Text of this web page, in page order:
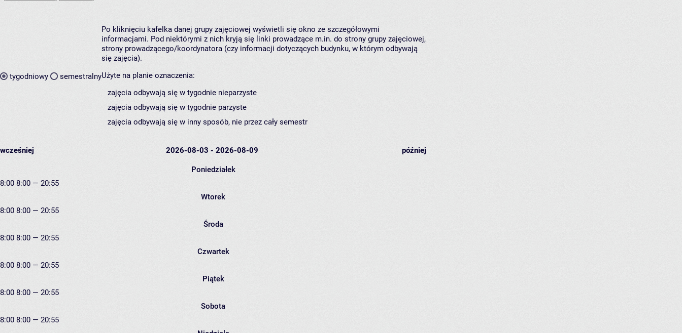
tygodniowy semestralny
Po kliknięciu kafelka danej grupy zajęciowej wyświetli się okno ze szczegółowymi
informacjami. Pod niektórymi z nich kryją się linki prowadzące m.in. do strony grupy zajęciowej,
strony prowadzącego/koordynatora (czy informacji dotyczących budynku, w którym odbywają
się zajęcia).
Użyte na planie oznaczenia:
zajęcia odbywają się w tygodnie nieparzyste
zajęcia odbywają się w tygodnie parzyste
zajęcia odbywają się w inny sposób, nie przez cały semestr
wcześniej 2026-08-03 - 2026-08-09 później
Poniedziałek
8:00 8:00 — 20:55
Wtorek
8:00 8:00 — 20:55
Środa
8:00 8:00 — 20:55
Czwartek
8:00 8:00 — 20:55
Piątek
8:00 8:00 — 20:55
Sobota
8:00 8:00 — 20:55